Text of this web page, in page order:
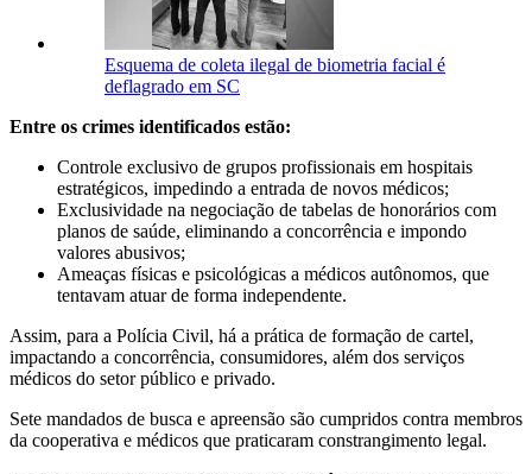
Esquema de coleta ilegal de biometria facial é
deflagrado em SC
Entre os crimes identificados estão:
Controle exclusivo de grupos profissionais em hospitais
estratégicos, impedindo a entrada de novos médicos;
Exclusividade na negociação de tabelas de honorários com
planos de saúde, eliminando a concorrência e impondo
valores abusivos;
Ameaças físicas e psicológicas a médicos autônomos, que
tentavam atuar de forma independente.
Assim, para a Polícia Civil, há a prática de formação de cartel,
impactando a concorrência, consumidores, além dos serviços
médicos do setor público e privado.
Sete mandados de busca e apreensão são cumpridos contra membros
da cooperativa e médicos que praticaram constrangimento legal.